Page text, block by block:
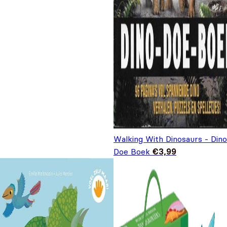
Walking With Dinosaurs - Dino
Doe Boek €3,99